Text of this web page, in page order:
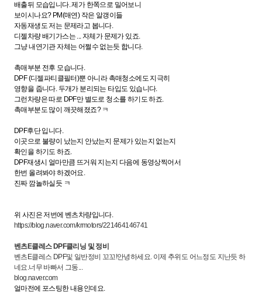
배출뒤 모습입니다. 제가 한쪽으로 밀어보니
보이시나요? PM(매연) 작은 알갱이들
자동재생도 저는 문제라고 봅니다.
디젤차량 배기가스는 ... 자체가 문제가 있죠.
그냥 내연기관 자체는 어쩔수 없는듯 합니다.
촉매부분 전후 모습니다.
DPF (디젤파티클필터)뿐 아니라 촉매청소에도 지극히
영향을 줍니다. 두개가 분리되는 타입도 있습니다.
그런차량은 따로 DPF만 별도로 청소를 하기도 하죠.
촉매부분도 많이 깨끗해졌죠? ㅋ
DPF후단 입니다.
이곳으로 불량이 났는지 안났는지 문제가 있는지 없는지
확인을 하기도 하죠.
DPF재생시 얼마만큼 뜨거워 지는지 다음에 동영상찍어서
한번 올려봐야 하겠어요.
진짜 깜놀하실듯 ㅋ
위 사진은 저번에 벤츠차량입니다.
https://blog.naver.com/krmotors/221464146741
벤츠E클레스 DPF클리닝 및 정비
벤츠E클레스 DPF및 일반정비 꼬꼬!안녕하세요. 이제 추위도 어느정도 지난듯 하
네요.너무 바빠서 그동...
blog.naver.com
얼마전에 포스팅한 내용인데요.